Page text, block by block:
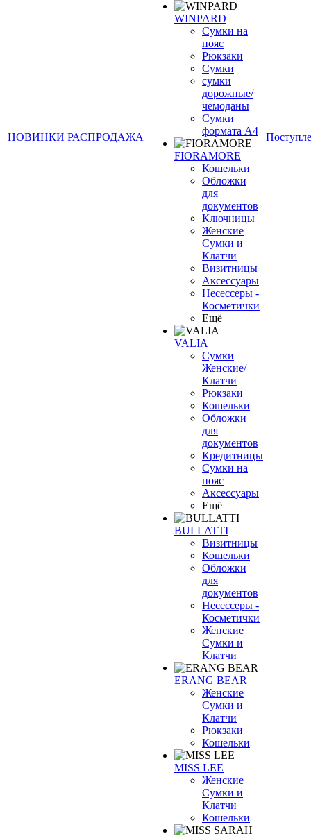
НОВИНКИ РАСПРОДАЖА
WINPARD
Сумки на
пояс
Рюкзаки
Сумки
сумки
дорожные/
чемоданы
Сумки
формата А4
FIORAMORE
Кошельки
Обложки
для
документов
Ключницы
Женские
Сумки и
Клатчи
Визитницы
Аксессуары
Несессеры -
Косметички
Ещё
VALIA
Сумки
Женские/
Клатчи
Рюкзаки
Кошельки
Обложки
для
документов
Кредитницы
Сумки на
пояс
Аксессуары
Ещё
BULLATTI
Визитницы
Кошельки
Обложки
для
документов
Несессеры -
Косметички
Женские
Сумки и
Клатчи
ERANG BEAR
Женские
Сумки и
Клатчи
Рюкзаки
Кошельки
MISS LEE
Женские
Сумки и
Клатчи
Кошельки